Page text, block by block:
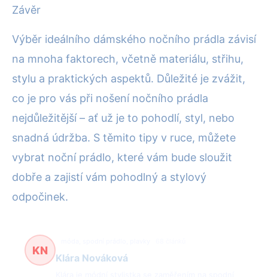
Závěr
Výběr ideálního dámského nočního prádla závisí
na mnoha faktorech, včetně materiálu, střihu,
stylu a praktických aspektů. Důležité je zvážit,
co je pro vás při nošení nočního prádla
nejdůležitější – ať už je to pohodlí, styl, nebo
snadná údržba. S těmito tipy v ruce, můžete
vybrat noční prádlo, které vám bude sloužit
dobře a zajistí vám pohodlný a stylový
odpočinek.
KN
Klára Nováková